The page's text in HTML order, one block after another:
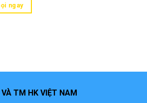
ngay
TM HK VIỆT NAM